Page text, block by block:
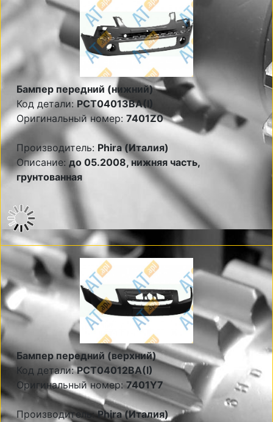
Бампер передний (нижний)
Код детали:PCT04013BA(I)
Оригинальный номер: 7401Z0
Производитель: Phira (Италия)
Описание: до 05.2008, нижняя часть,
грунтованная
Бампер передний (верхний)
Код детали:PCT04012BA(I)
Оригинальный номер: 7401Y7
Производитель:Phira (Италия)